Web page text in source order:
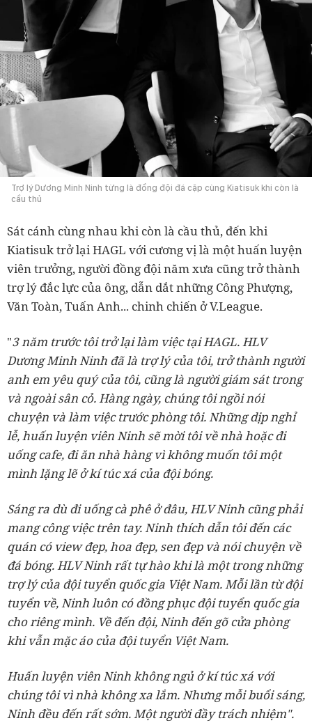
Trợ lý Dương Minh Ninh từng là đồng đội đá cặp cùng Kiatisuk khi còn là
cầu thủ
Sát cánh cùng nhau khi còn là cầu thủ, đến khi
Kiatisuk trở lại HAGL với cương vị là một huấn luyện
viên trưởng, người đồng đội năm xưa cũng trở thành
trợ lý đắc lực của ông, dẫn dắt những Công Phượng,
Văn Toàn, Tuấn Anh... chinh chiến ở V.League.
"3 năm trước tôi trở lại làm việc tại HAGL. HLV
Dương Minh Ninh đã là trợ lý của tôi, trở thành người
anh em yêu quý của tôi, cũng là người giám sát trong
và ngoài sân cỏ. Hàng ngày, chúng tôi ngồi nói
chuyện và làm việc trước phòng tôi. Những dịp nghỉ
lễ, huấn luyện viên Ninh sẽ mời tôi về nhà hoặc đi
uống cafe, đi ăn nhà hàng vì không muốn tôi một
mình lặng lẽ ở kí túc xá của đội bóng.
Sáng ra dù đi uống cà phê ở đâu, HLV Ninh cũng phải
mang công việc trên tay. Ninh thích dẫn tôi đến các
quán có view đẹp, hoa đẹp, sen đẹp và nói chuyện về
đá bóng. HLV Ninh rất tự hào khi là một trong những
trợ lý của đội tuyển quốc gia Việt Nam. Mỗi lần từ đội
tuyển về, Ninh luôn có đồng phục đội tuyển quốc gia
cho riêng mình. Về đến đội, Ninh đến gõ cửa phòng
khi vẫn mặc áo của đội tuyển Việt Nam.
Huấn luyện viên Ninh không ngủ ở kí túc xá với
chúng tôi vì nhà không xa lắm. Nhưng mỗi buổi sáng,
Ninh đều đến rất sớm. Một người đầy trách nhiệm".